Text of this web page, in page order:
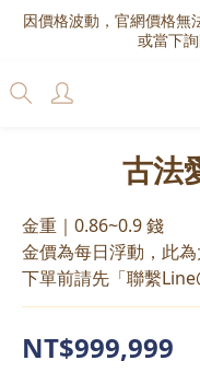
因價格波動，官網價格無
或當下
古法
金重｜0.86~0.9 錢
金價為每日浮動，此為
下單前請先「聯繫
NT$999,999